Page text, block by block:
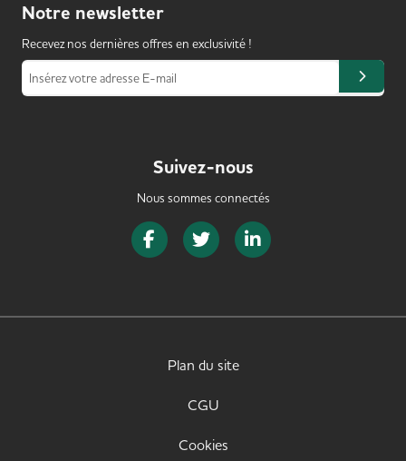
Notre newsletter
Recevez nos dernières offres en exclusivité !
Insérez votre adresse E-mail
Suivez-nous
Nous sommes connectés
Page Facebook de SeniorJob
Page Twitter de SeniorJob
Plan du site
CGU
Cookies